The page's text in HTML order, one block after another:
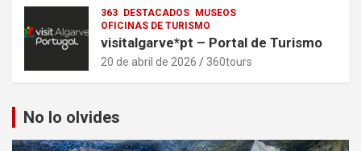
363 DESTACADOS MUSEOS
OFICINAS DE TURISMO
visitalgarve*pt – Portal de Turismo
20 de abril de 2026 360tours
No lo olvides